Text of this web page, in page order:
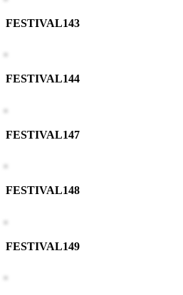
FESTIVAL143
FESTIVAL144
FESTIVAL147
FESTIVAL148
FESTIVAL149